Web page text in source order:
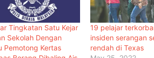
Tingkatan Satu Kejar
Sekolah Dengan
Pemotong Kertas
19 pelajar
insiden serangan
rendah di Texas